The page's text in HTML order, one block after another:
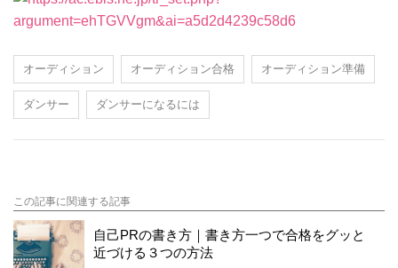
オーディション オーディション合格 オーディション準備
ダンサー ダンサーになるには
この記事に関連する記事
自己PRの書き方｜書き方一つで合格をグッと
近づける３つの方法